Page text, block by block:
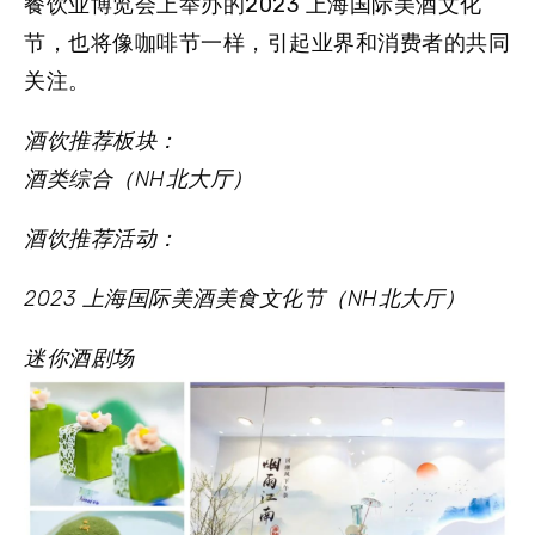
节 ，也将像咖啡节一样，引起业界和消费者的共同
关注。
酒饮推荐板块：
酒类综合（NH北大厅）
酒饮推荐活动：
2023 上海国际美酒美食文化节（NH北大厅）
迷你酒剧场